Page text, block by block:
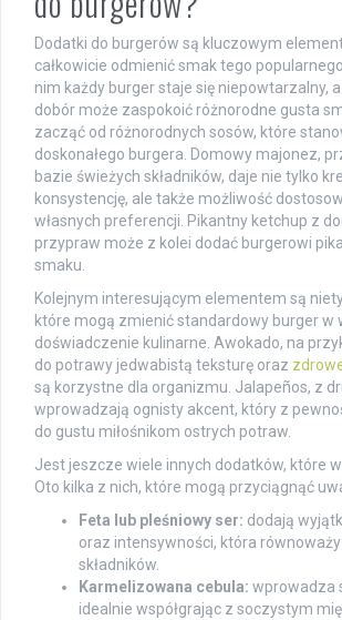
Dodatki do burgerów są kluczowym
całkowicie odmienić smak tego
nim każdy burger staje się niepowtarzalny,
dobór może zaspokoić różnorodne gusta
zacząć od różnorodnych sosów, które
doskonałego burgera. Domowy majonez,
bazie świeżych składników, daje nie tylko
konsystencję, ale także możliwość
własnych preferencji. Pikantny ketchup z
przypraw może z kolei dodać burgerowi
smaku.
Kolejnym interesującym elementem są
które mogą zmienić standardowy burger w
doświadczenie kulinarne. Awokado, na
do potrawy jedwabistą teksturę oraz
są korzystne dla organizmu. Jalapeños, z
wprowadzają ognisty akcent, który z
do gustu miłośnikom ostrych potraw.
Jest jeszcze wiele innych dodatków, które
Oto kilka z nich, które mogą przyciągnąć
Feta lub pleśniowy ser: dodają
oraz intensywności, która równoważy
składników.
Karmelizowana cebula: wprowadza
idealnie współgrając z soczystym